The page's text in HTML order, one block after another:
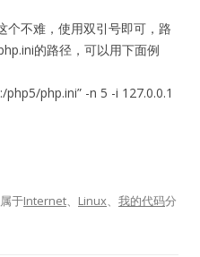
个不难，使用双引号即可，路
的路径，可以用下面例
php.ini” -n 5 -i 127.0.0.1
于Internet、 Linux、 我的代码分